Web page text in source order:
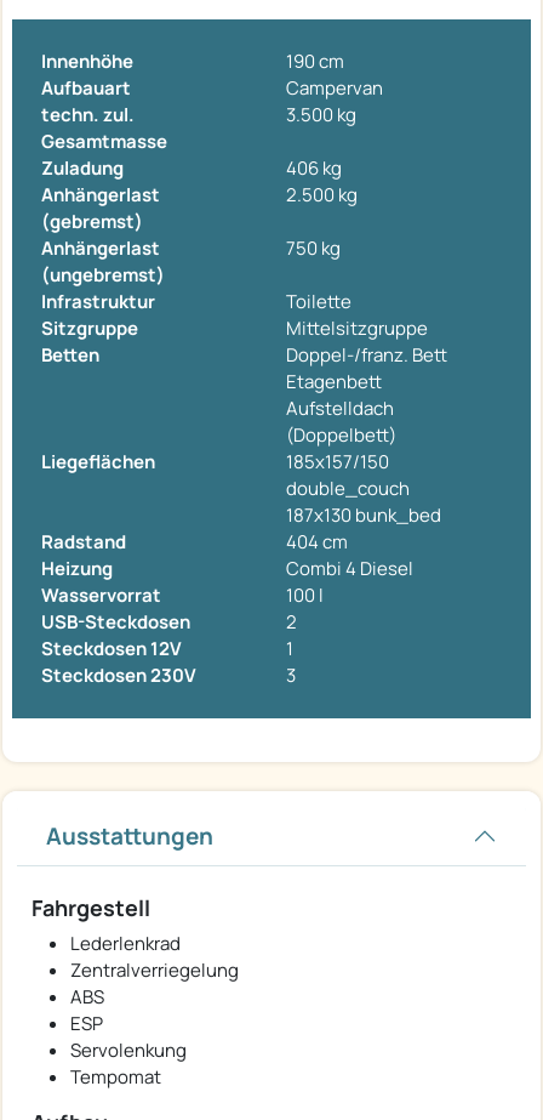
Innenhöhe
190 cm
Aufbauart
Campervan
techn. zul.
Gesamtmasse
3.500 kg
Zuladung
406 kg
Anhängerlast
(gebremst)
2.500 kg
Anhängerlast
(ungebremst)
750 kg
Infrastruktur
Toilette
Sitzgruppe
Mittelsitzgruppe
Betten
Doppel-/franz. Bett
Etagenbett
Aufstelldach
(Doppelbett)
Liegeflächen
185x157/150
double_couch
187x130 bunk_bed
Radstand
404 cm
Heizung
Combi 4 Diesel
Wasservorrat
100 l
USB-Steckdosen
2
Steckdosen 12V
1
Steckdosen 230V
3
Ausstattungen
Fahrgestell
Lederlenkrad
Zentralverriegelung
ABS
ESP
Servolenkung
Tempomat